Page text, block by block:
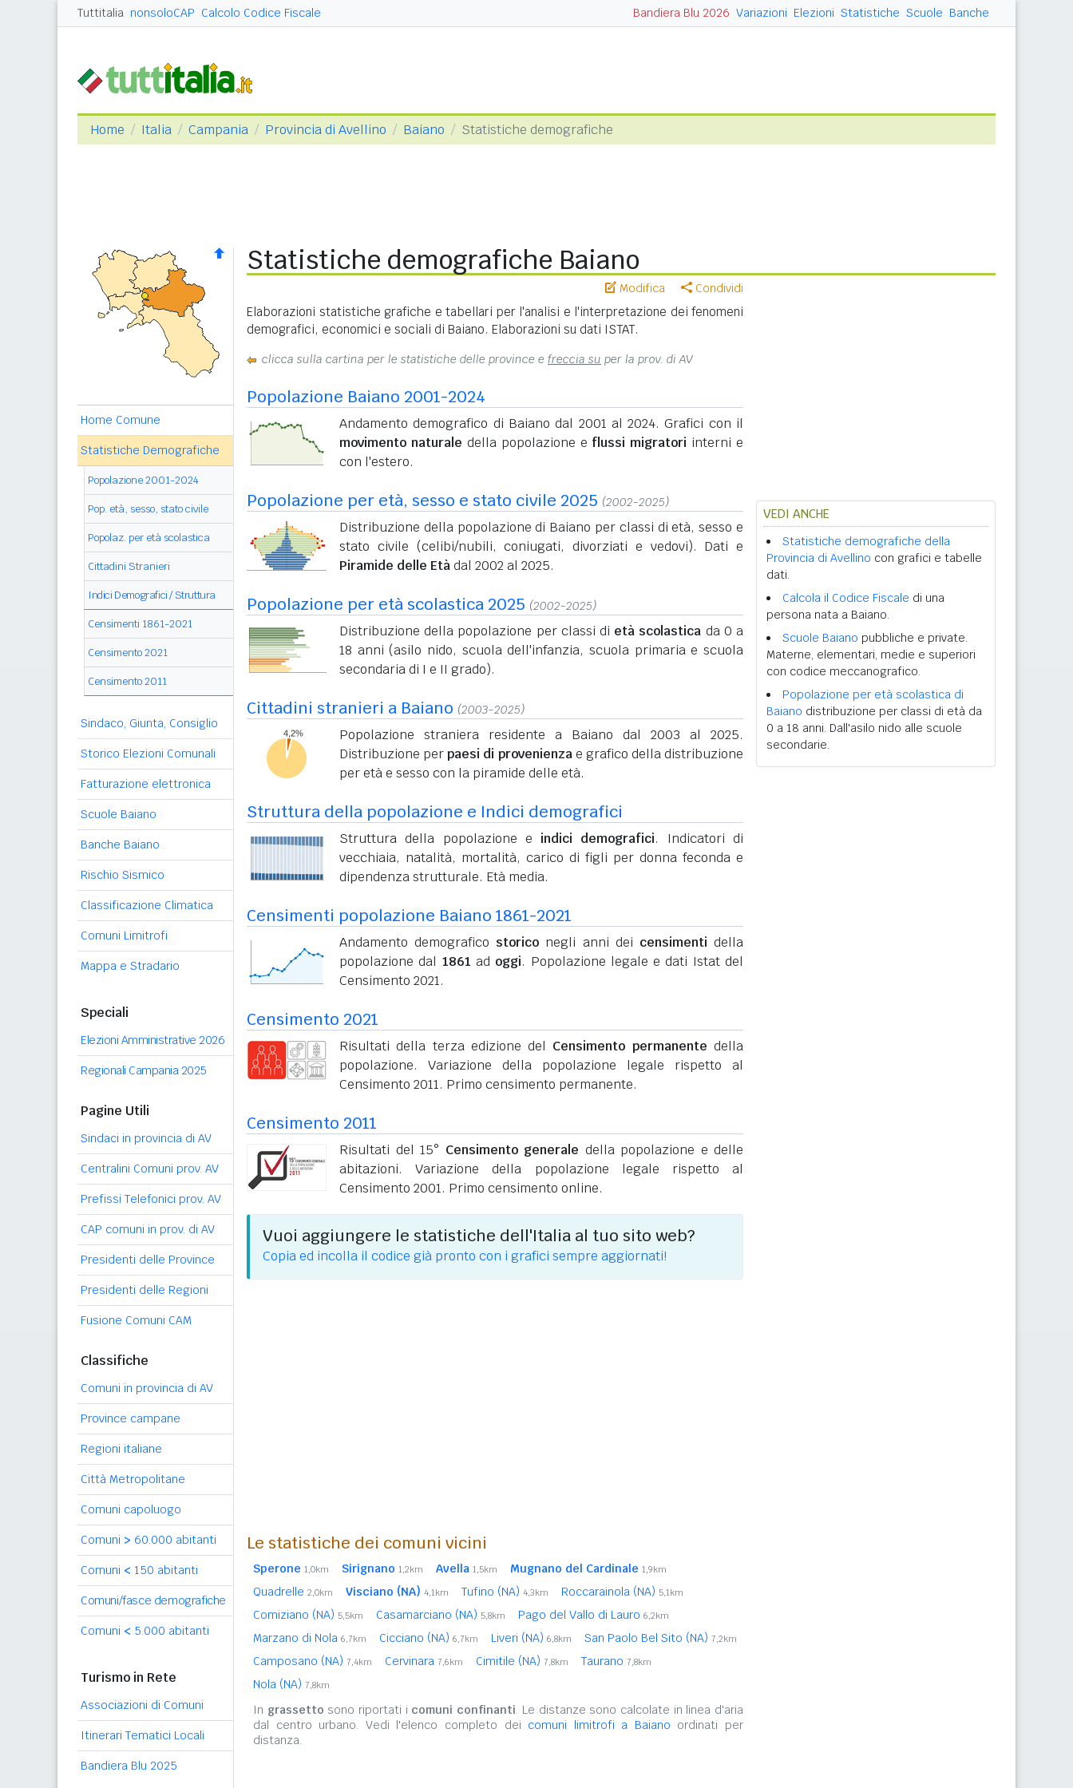
Tuttitalia nonsoloCAP Calcolo Codice Fiscale Bandiera Blu 2026 Variazioni Elezioni Statistiche Scuole Banche
Home Italia Campania Provincia di Avellino Baiano Statistiche demografiche
Home Comune
Statistiche Demografiche
Popolazione 2001-2024
Pop. età, sesso, stato civile
Popolaz. per età scolastica
Cittadini Stranieri
Indici Demografici / Struttura
Censimenti 1861-2021
Censimento 2021
Censimento 2011
Sindaco, Giunta, Consiglio
Storico Elezioni Comunali
Fatturazione elettronica
Scuole Baiano
Banche Baiano
Rischio Sismico
Classificazione Climatica
Comuni Limitrofi
Mappa e Stradario
Speciali
Elezioni Amministrative 2026
Regionali Campania 2025
Pagine Utili
Sindaci in provincia di AV
Centralini Comuni prov. AV
Prefissi Telefonici prov. AV
CAP comuni in prov. di AV
Presidenti delle Province
Presidenti delle Regioni
Fusione Comuni CAM
Classifiche
Comuni in provincia di AV
Province campane
Regioni italiane
Città Metropolitane
Comuni capoluogo
Comuni > 60.000 abitanti
Comuni < 150 abitanti
Comuni/fasce demografiche
Comuni < 5.000 abitanti
Turismo in Rete
Associazioni di Comuni
Itinerari Tematici Locali
Bandiera Blu 2025
Statistiche demografiche Baiano
Modifica Condividi
Elaborazioni statistiche grafiche e tabellari per l'analisi e l'interpretazione dei fenomeni
demografici, economici e sociali di Baiano. Elaborazioni su dati ISTAT.
clicca sulla cartina per le statistiche delle province e freccia su per la prov. di AV
Popolazione Baiano 2001-2024
Andamento demografico di Baiano dal 2001 al 2024. Grafici con il
movimento naturale della popolazione e flussi migratori interni e
con l'estero.
Popolazione per età, sesso e stato civile 2025 (2002-2025)
Distribuzione della popolazione di Baiano per classi di età, sesso e
stato civile (celibi/nubili, coniugati, divorziati e vedovi). Dati e
Piramide delle Etàdal 2002 al 2025.
Popolazione per età scolastica 2025 (2002-2025)
Distribuzione della popolazione per classi di età scolastica da 0 a
18 anni (asilo nido, scuola dell'infanzia, scuola primaria e scuola
secondaria di I e II grado).
Cittadini stranieri a Baiano (2003-2025)
Popolazione straniera residente a Baiano dal 2003 al 2025.
Distribuzione perpaesi di provenienzae grafico della distribuzione
per età e sesso con la piramide delle età.
Struttura della popolazione e Indici demografici
Struttura della popolazione e indici demografici. Indicatori di
vecchiaia, natalità, mortalità, carico di figli per donna feconda e
dipendenza strutturale. Età media.
Censimenti popolazione Baiano 1861-2021
Andamento demografico storico negli anni dei censimenti della
popolazione dal 1861 ad oggi. Popolazione legale e dati Istat del
Censimento 2021.
Censimento 2021
Risultati della terza edizione del Censimento permanente della
popolazione. Variazione della popolazione legale rispetto al
Censimento 2011. Primo censimento permanente.
Censimento 2011
Risultati del 15° Censimento generale della popolazione e delle
abitazioni. Variazione della popolazione legale rispetto al
Censimento 2001. Primo censimento online.
Vuoi aggiungere le statistiche dell'Italia al tuo sito web?
Copia ed incolla il codice già pronto con i grafici sempre aggiornati!
Le statistiche dei comuni vicini
Sperone 1,0km Sirignano 1,2km Avella 1,5km Mugnano del Cardinale 1,9km
Quadrelle 2,0km Visciano (NA) 4,1km Tufino (NA) 4,3km Roccarainola (NA) 5,1km
Comiziano (NA) 5,5km Casamarciano (NA) 5,8km Pago del Vallo di Lauro 6,2km
Marzano di Nola 6,7km Cicciano (NA) 6,7km Liveri (NA) 6,8km San Paolo Bel Sito (NA) 7,2km
Camposano (NA) 7,4km Cervinara 7,6km Cimitile (NA) 7,8km Taurano 7,8km
Nola (NA) 7,8km
In grassetto sono riportati i comuni confinanti. Le distanze sono calcolate in linea d'aria
dal centro urbano. Vedi l'elenco completo dei comuni limitrofi a Baiano ordinati per
distanza.
VEDI ANCHE
Statistiche demografiche della
Provincia di Avellino con grafici e tabelle
dati.
Calcola il Codice Fiscale di una
persona nata a Baiano.
Scuole Baiano pubbliche e private.
Materne, elementari, medie e superiori
con codice meccanografico.
Popolazione per età scolastica di
Baiano distribuzione per classi di età da
0 a 18 anni. Dall'asilo nido alle scuole
secondarie.